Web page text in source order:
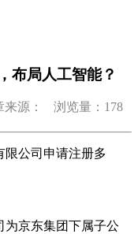
布局人工智能？
来源： 浏览量：178
限公司申请注册多
为京东集团下属子公